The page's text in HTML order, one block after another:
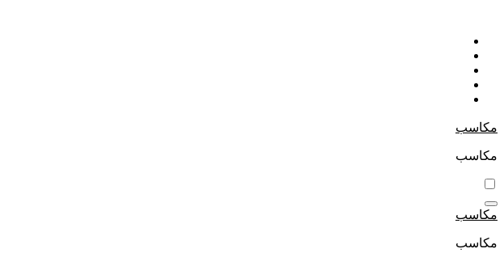
التجاوز
المحتوى
مكاسب
مكاسب
مكاسب
مكاسب